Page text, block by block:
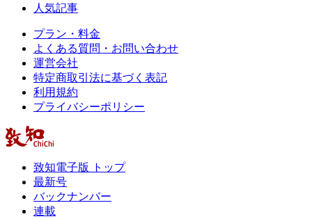
人気記事
プラン・料金
よくある質問・お問い合わせ
運営会社
特定商取引法に基づく表記
利用規約
プライバシーポリシー
致知電子版 トップ
最新号
バックナンバー
連載